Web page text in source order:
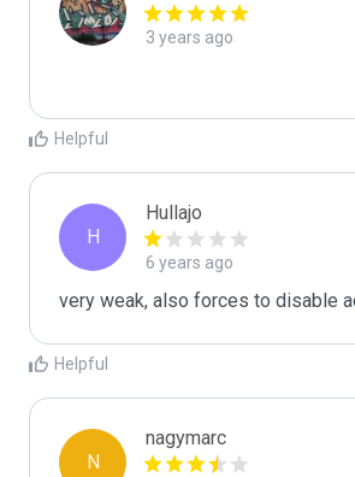
3 years ago
Helpful
H
Hullajo
6 years ago
very weak, also forces to disable
Helpful
N
nagymarc